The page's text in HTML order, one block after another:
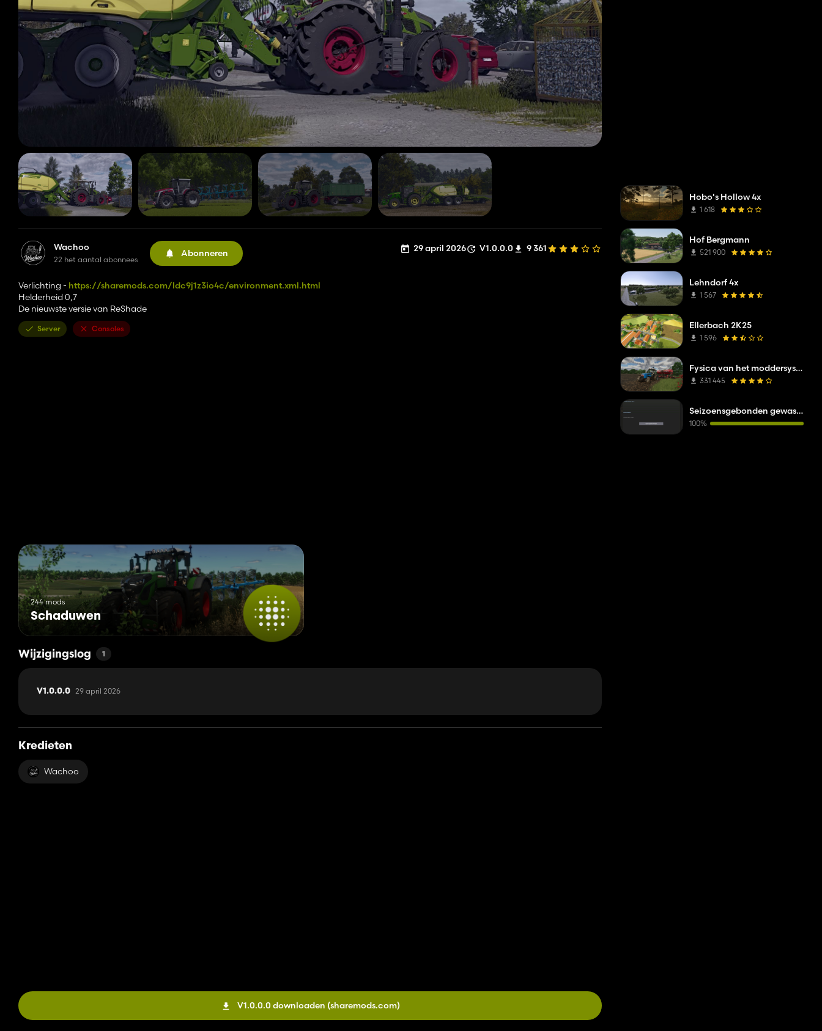
Wachoo
22 het aantal abonnees
Abonneren 29 april 2026 V1.0.0.0 9 361
Verlichting - https://sharemods.com/ldc9j1z3io4c/environment.xml.html
Helderheid 0,7
De nieuwste versie van ReShade
Server Consoles
244 mods
Schaduwen
Wijzigingslog 1
V1.0.0.0 29 april 2026
Kredieten
Wachoo
V1.0.0.0 downloaden (sharemods.com)
Hobo's Hollow 4x
1 618
Hof Bergmann
521 900
Lehndorf 4x
1 567
Ellerbach 2K25
1 596
Fysica van het moddersysteem
331 445
Seizoensgebonden gewasstress
100%